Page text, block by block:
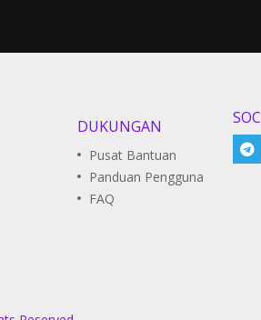
DUKUNGAN
Pusat Bantuan
Panduan Pengguna
FAQ